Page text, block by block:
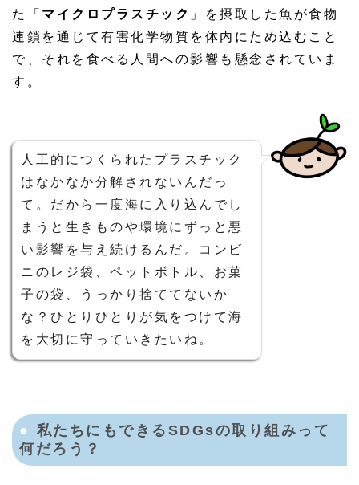
た「 マイクロプラスチック 」を摂取した魚が食物
連鎖を通じて有害化学物質を体内にため込むこと
で、それを食べる人間への影響も懸念されていま
す。
人工的につくられたプラスチック
はなかなか分解されないんだっ
て。だから一度海に入り込んでし
まうと生きものや環境にずっと悪
い影響を与え続けるんだ。コンビ
ニのレジ袋、ペットボトル、お菓
子の袋、うっかり捨ててないか
な？ひとりひとりが気をつけて海
を大切に守っていきたいね。
私たちにもできるSDGsの取り組みって
何だろう？